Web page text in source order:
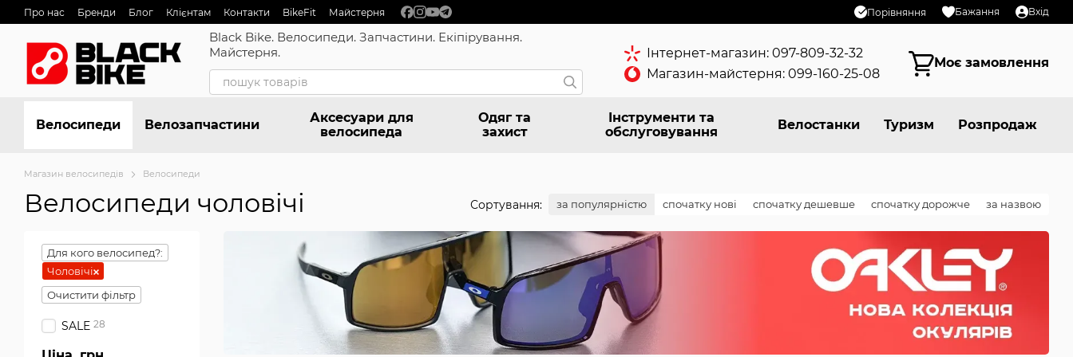
Перейти до основного контенту
Про нас Бренди Блог Клієнтам Контакти BikeFit Майстерня Порівняння Бажання Вхід
Black Bike. Велосипеди. Запчастини. Екіпірування.
Майстерня.
Інтернет-магазин: 097-809-32-32
Магазин-майстерня: 099-160-25-08
Моє замовлення
Велосипеди Велозапчастини
Аксесуари для
велосипеда
Одяг та
захист
Інструменти та
обслуговування
Велостанки Туризм Розпродаж
Магазин велосипедів Велосипеди
Велосипеди чоловічі Сортування: за популярністю спочатку нові спочатку дешевше спочатку дорожче за назвою
Для кого велосипед?:
Чоловічі
Очистити фільтр
SALE 28